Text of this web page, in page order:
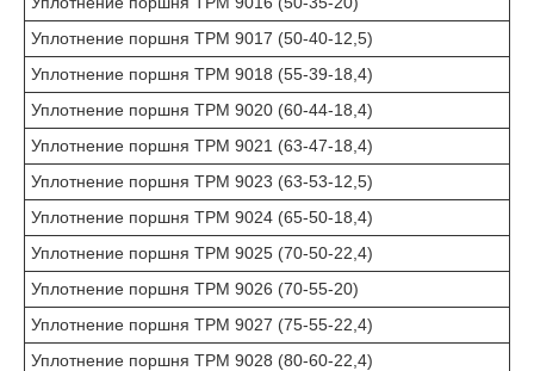
Уплотнение поршня TPM 9017 (50-40-12,5)
Уплотнение поршня TPM 9018 (55-39-18,4)
Уплотнение поршня TPM 9020 (60-44-18,4)
Уплотнение поршня TPM 9021 (63-47-18,4)
Уплотнение поршня TPM 9023 (63-53-12,5)
Уплотнение поршня TPM 9024 (65-50-18,4)
Уплотнение поршня TPM 9025 (70-50-22,4)
Уплотнение поршня TPM 9026 (70-55-20)
Уплотнение поршня TPM 9027 (75-55-22,4)
Уплотнение поршня TPM 9028 (80-60-22,4)